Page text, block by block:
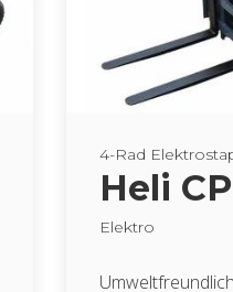
4-Rad
Heli
Elek­tro